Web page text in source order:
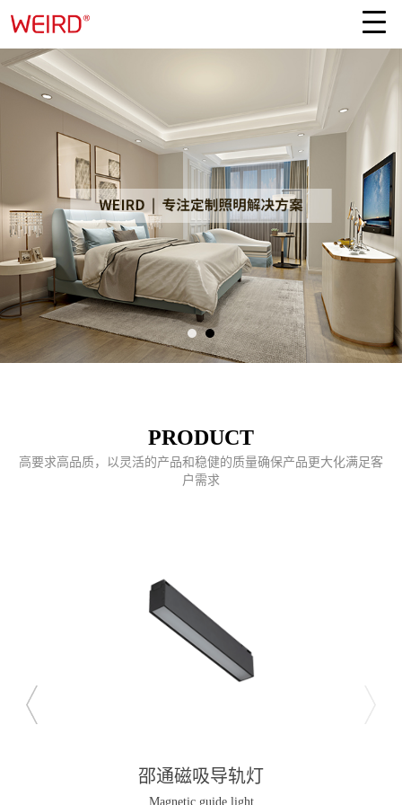
PRODUCT
高要求高品质，以灵活的产品和稳健的质量确保产品更大化满足客
户需求
邵通磁吸导轨灯
Magnetic guide light